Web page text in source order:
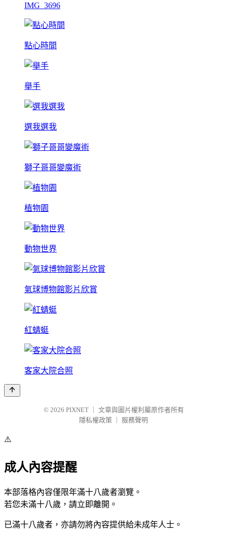
IMG_3696
點心時間
舉手
選我選我
獅子哥哥變魔術
植物園
動物世界
氣球博物館影片欣賞
紅蜻蜓
客家大院合照
© 2026 PIXNET
文章與圖片權利屬原作者所有
隱私權政策
服務聲明
⚠️
成人內容提醒
本部落格內容僅限年滿十八歲者瀏覽。
若您未滿十八歲，請立即離開。
已滿十八歲者，亦請勿將內容提供給未成年人士。